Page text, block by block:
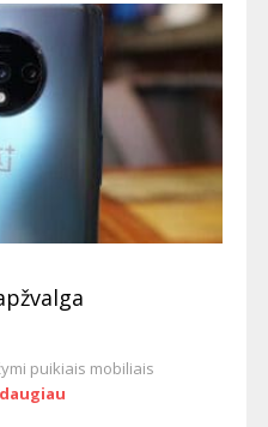
puikiais mobiliais